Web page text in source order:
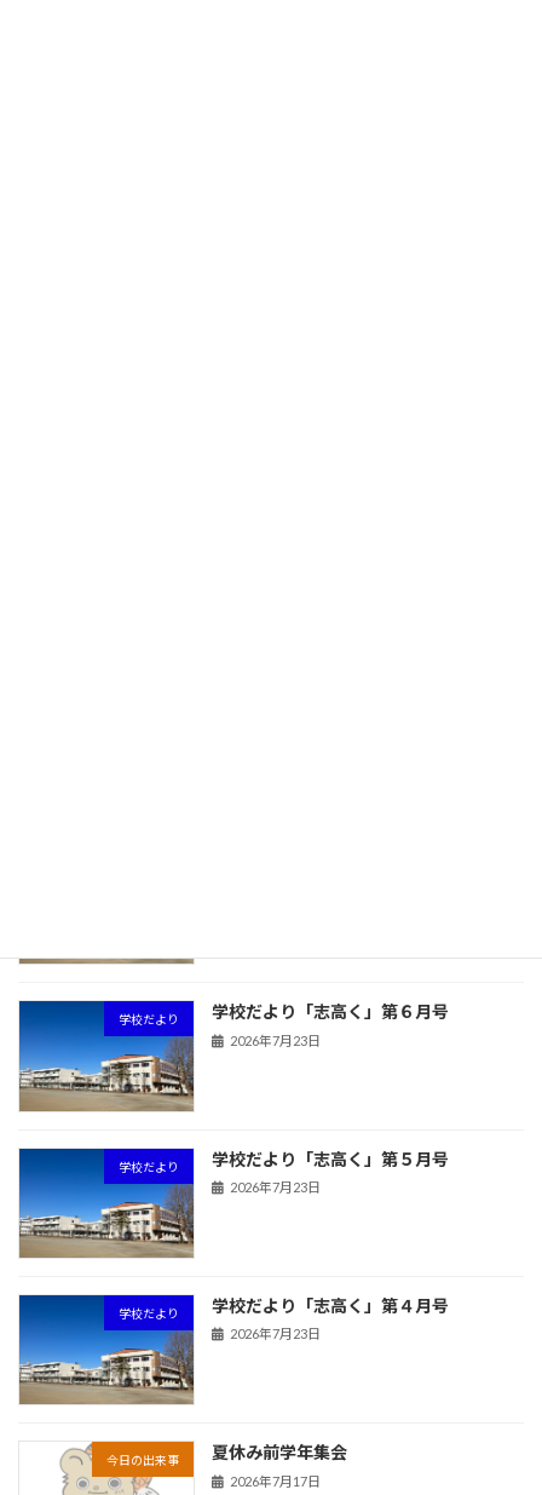
学校だより 学校だより「志高く」第６月号
2026年7月23日
学校だより 学校だより「志高く」第５月号
2026年7月23日
学校だより 学校だより「志高く」第４月号
2026年7月23日
今日の出来事 夏休み前学年集会
2026年7月17日